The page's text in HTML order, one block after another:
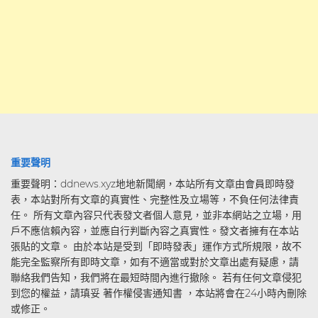
重要聲明
重要聲明：ddnews.xyz地地新聞網，本站所有文章由會員即時發
表，本站對所有文章的真實性、完整性及立場等，不負任何法律責
任。 所有文章內容只代表發文者個人意見，並非本網站之立場，用
戶不應信賴內容，並應自行判斷內容之真實性。發文者擁有在本站
張貼的文章。 由於本站是受到「即時發表」運作方式所規限，故不
能完全監察所有即時文章，如有不適當或對於文章出處有疑慮，請
聯絡我們告知，我們將在最短時間內進行撤除。 若有任何文章侵犯
到您的權益，請瑱妥 著作權侵害通知書 ，本站將會在24小時內刪除
或修正。